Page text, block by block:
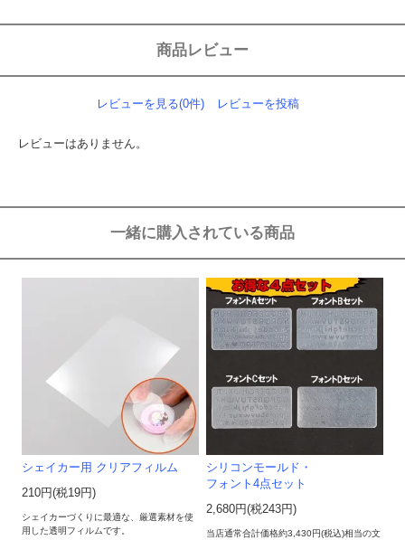
商品レビュー
レビューを見る(0件) レビューを投稿
レビューはありません。
一緒に購入されている商品
シェイカー用 クリアフィルム
210円(税19円)
シェイカーづくりに最適な、厳選素材を使
用した透明フィルムです。
シリコンモールド・
フォント4点セット
2,680円(税243円)
当店通常合計価格約3,430円(税込)相当の文